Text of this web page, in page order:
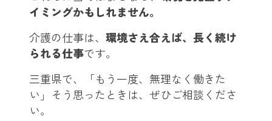
イミングかもしれません。
介護の仕事は、 環境さえ合えば、長く続け
られる仕事です。
三重県で、「もう一度、無理なく働きた
い」そう思ったときは、ぜひご相談くださ
い。